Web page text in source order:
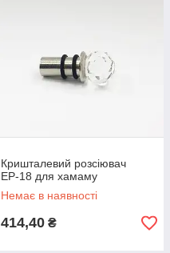
Кришталевий розсіювач
ЕР-18 для хамаму
Немає в наявності
414,40 ₴